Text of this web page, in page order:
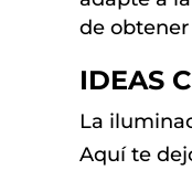
de obtener
IDEAS
La
Aquí te